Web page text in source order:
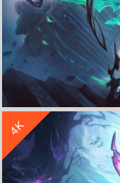
破坏之王-佛耶
4K